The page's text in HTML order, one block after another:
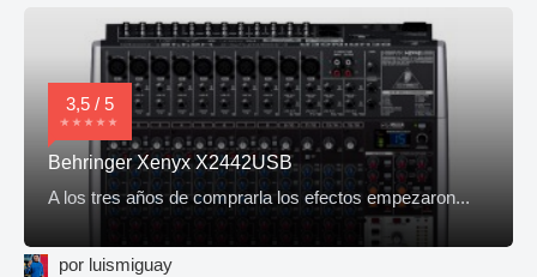
3,5 / 5
Behringer Xenyx X2442USB
A los tres años de comprarla los efectos empezaron...
por luismiguay